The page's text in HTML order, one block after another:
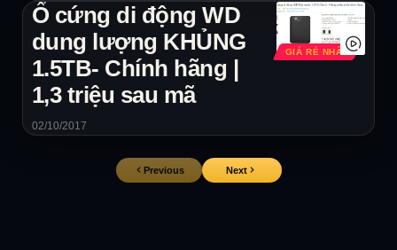
GIÁ RẺ NHẤT
Ổ cứng di động WD
dung lượng KHỦNG
1.5TB- Chính hãng |
1,3 triệu sau mã
02/10/2017
Previous Next